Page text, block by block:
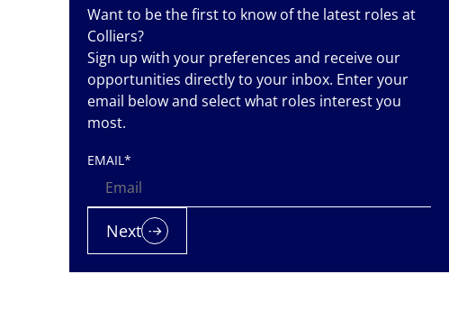
talenty i
pełną
kształtując
Want to be the first to know of the latest roles at
Colliers?
Sign up with your preferences and receive our
opportunities directly to your inbox. Enter your
email below and select what roles interest you
most.
EMAIL*
Next